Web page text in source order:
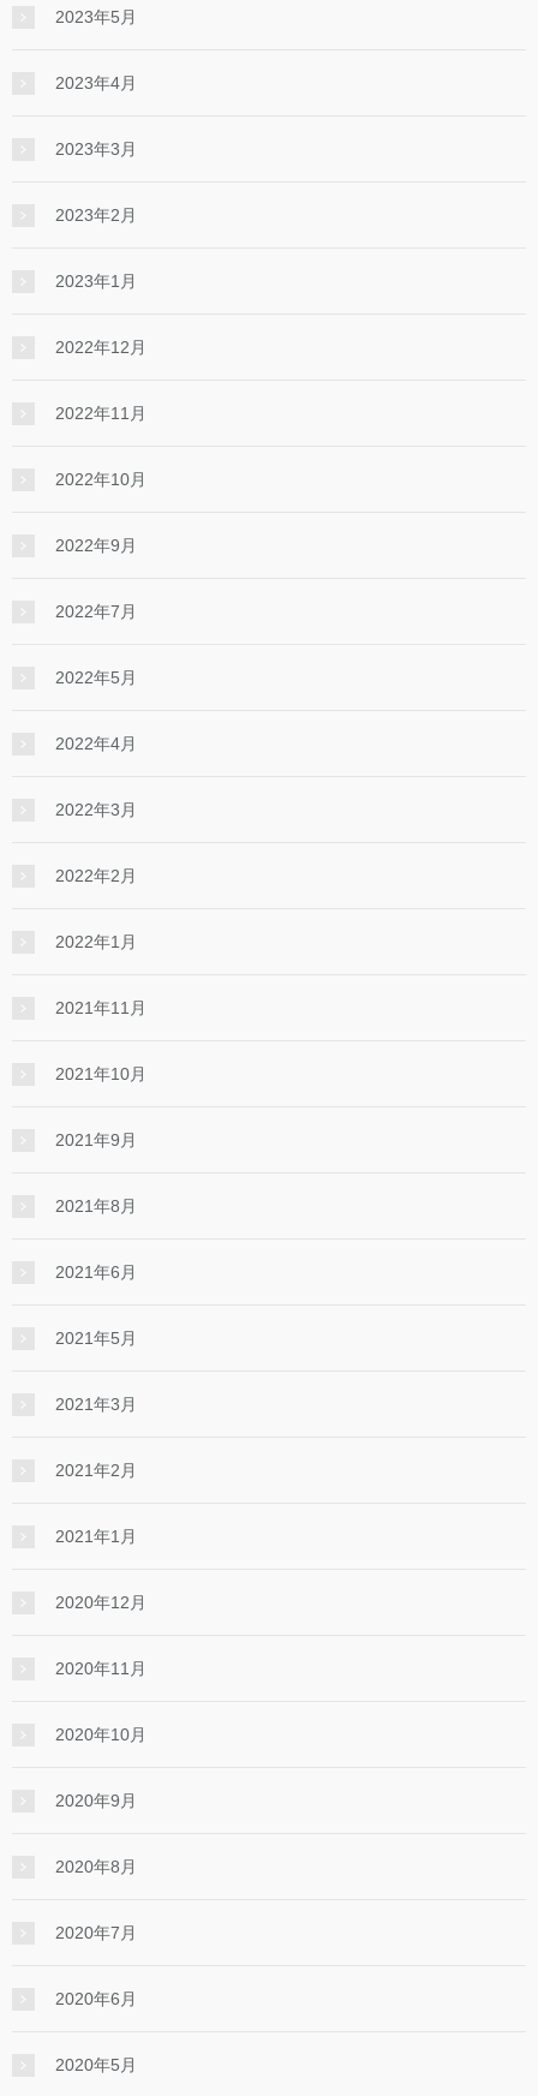
2023年5月
2023年4月
2023年3月
2023年2月
2023年1月
2022年12月
2022年11月
2022年10月
2022年9月
2022年7月
2022年5月
2022年4月
2022年3月
2022年2月
2022年1月
2021年11月
2021年10月
2021年9月
2021年8月
2021年6月
2021年5月
2021年3月
2021年2月
2021年1月
2020年12月
2020年11月
2020年10月
2020年9月
2020年8月
2020年7月
2020年6月
2020年5月